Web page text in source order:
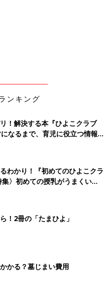
ンキング
！解決する本『ひよこクラブ
なるまで、育児に役立つ情報が
わかり！『初めてのひよこクラ
〉初めての授乳がうまくい
の基本と夏のトラブル 解決テ
！2冊の「たまひよ」
かる？墓じまい費用